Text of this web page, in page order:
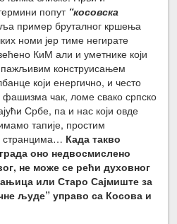
попут “косовска
пример бруталног кршења
номи јер тиме негирате
КиМ али и уметнике који
конструисањем
који енергично, и често
чак, ломе свако српско
Србе, па и нас који овде
тапије, простим
странцима… Када такво
оно недвосмислено
не може се рећи духовног
или Старо Сајмиште за
људе” управо са Косова и